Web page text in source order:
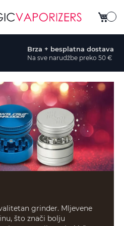
My
Brza + besplatna dostava
Na sve narudžbe preko 50 €
grinder. Mljevene
što znači bolju